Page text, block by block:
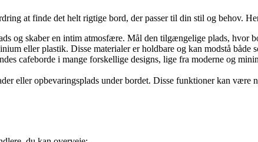
at finde det helt rigtige bord, der passer til din stil og behov.
og skaber en intim atmosfære. Mål den tilgængelige plads, hvor
eller plastik. Disse materialer er holdbare og kan modstå både
cafeborde i mange forskellige designs, lige fra moderne og
eller opbevaringsplads under bordet. Disse funktioner kan